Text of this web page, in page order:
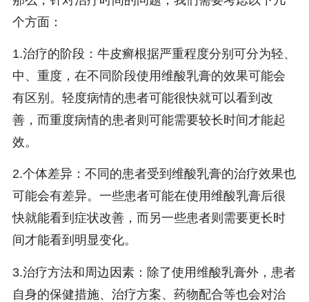
个方面：
1.治疗的阶段：牛皮癣根据严重程度分别可分为轻、
中、重度，在不同阶段使用维酸乳膏的效果可能会
有区别。轻度病情的患者可能很快就可以看到改
善，而重度病情的患者则可能需要较长时间才能起
效。
2.个体差异：不同的患者受到维酸乳膏的治疗效果也
可能会有差异。一些患者可能在使用维酸乳膏后很
快就能看到症状改善，而另一些患者则需要更长时
间才能看到明显变化。
3.治疗方法和周边因素：除了使用维酸乳膏外，患者
自身的保健措施、治疗方案、药物配合等也会对治